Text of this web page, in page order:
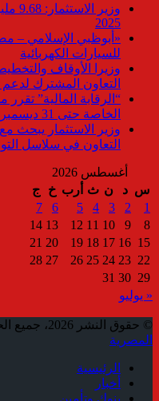
2025
«أبوظبي الإسلامي –
للسيارات الكهربائية
وزيرا الأوقاف
التعاون المشترك لدعم
“الرقابة المالية”
الخاصة حتى 31 ديسمبر المقبل
وزير الاستثمار يبحث
التعاون في سلاسل
أغسطس 2026
س د ن ث أرب خ
ج
1
2
3
4
5
6
7
8
9
10
11
12
13
14
15
16
17
18
19
20
21
22
23
24
25
26
27
28
29
30
31
« يوليو
© حقوق النشر 2026، جميع الحقوق محفوظة |
المصرية
الرئيسية
أخبار
بنوك وتأمين